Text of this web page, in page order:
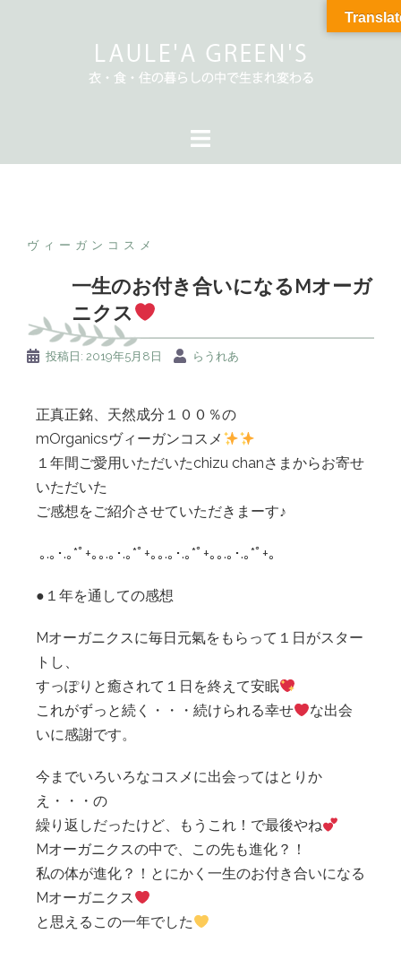
ヴィーガンコスメ
一生のお付き合いになるMオーガ
ニクス
投稿日: 2019年5月8日 らうれあ
正真正銘、天然成分１００％の
mOrganicsヴィーガンコスメ
１年間ご愛用いただいたchizu chanさまからお寄せ
いただいた
ご感想をご紹介させていただきまーす♪
｡.｡･.｡*ﾟ+｡｡.｡･.｡*ﾟ+｡｡.｡･.｡*ﾟ+｡｡.｡･.｡*ﾟ+｡
●１年を通しての感想
Mオーガニクスに毎日元氣をもらって１日がスター
トし、
すっぽりと癒されて１日を終えて安眠
これがずっと続く・・・続けられる幸せ
な出会
いに感謝です。
今までいろいろなコスメに出会ってはとりか
え・・・の
繰り返しだったけど、もうこれ！で最後やね
Mオーガニクスの中で、この先も進化？！
私の体が進化？！とにかく一生のお付き合いになる
Mオーガニクス
と思えるこの一年でした